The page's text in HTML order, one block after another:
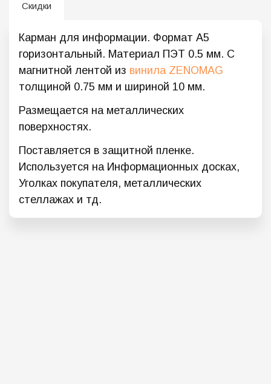
Скидки
Карман для информации. Формат А5
горизонтальный. Материал ПЭТ 0.5 мм. С
магнитной лентой из винила ZENOMAG
толщиной 0.75 мм и шириной 10 мм.
Размещается на металлических
поверхностях.
Поставляется в защитной пленке.
Используется на Информационных досках,
Уголках покупателя, металлических
стеллажах и тд.